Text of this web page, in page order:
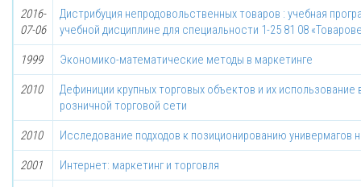
2016-
07-06
Дистрибуция непродовольственных товаров : учебная
учебной дисциплине для специальности 1-25 81 08
1999 Экономико-математические методы в маркетинге
2010
Дефиниции крупных торговых объектов и их использование
розничной торговой сети
2010 Исследование подходов к позиционированию универмагов
2001 Интернет: маркетинг и торговля